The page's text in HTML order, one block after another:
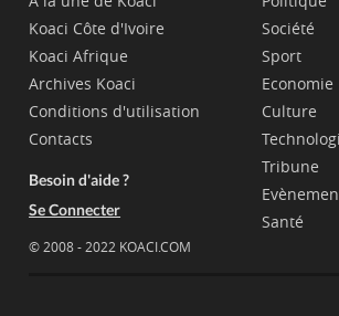
Koaci Côte d'Ivoire
Koaci Afrique
Archives Koaci
Conditions d'utilisation
Contacts
Besoin d'aide ?
Se Connecter
© 2008 - 2022 KOACI.COM
Société
Sport
Economie
Culture
Tribune
Santé